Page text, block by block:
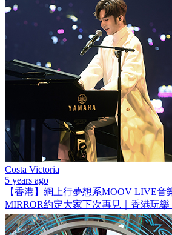
Costa Victoria
5 years ago
【香港】網上行夢想系MOOV LIVE音
MIRROR約定大家下次再見｜香港玩樂